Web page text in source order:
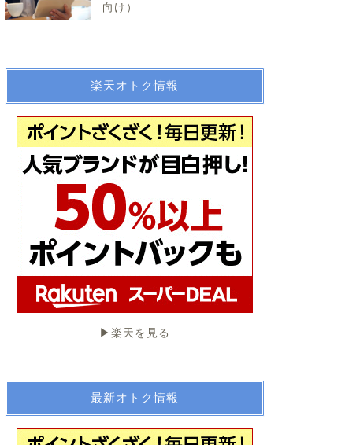
向け）
楽天オトク情報
▶︎楽天を見る
最新オトク情報